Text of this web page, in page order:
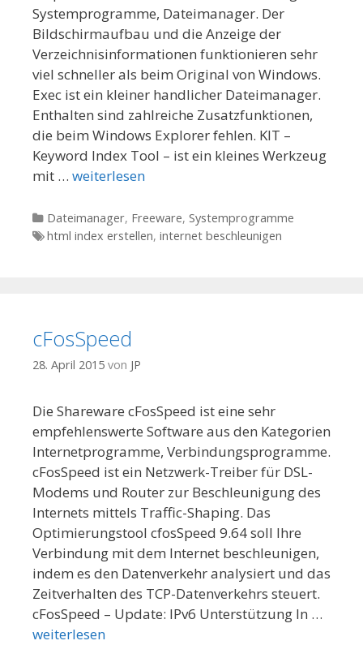
Systemprogramme, Dateimanager. Der
Bildschirmaufbau und die Anzeige der
Verzeichnisinformationen funktionieren sehr
viel schneller als beim Original von Windows.
Exec ist ein kleiner handlicher Dateimanager.
Enthalten sind zahlreiche Zusatzfunktionen,
die beim Windows Explorer fehlen. KIT –
Keyword Index Tool – ist ein kleines Werkzeug
mit … weiterlesen
Kategorien
Dateimanager, Freeware, Systemprogramme
Tags
html index erstellen, internet beschleunigen
cFosSpeed
28. April 2015 von JP
Die Shareware cFosSpeed ist eine sehr
empfehlenswerte Software aus den Kategorien
Internetprogramme, Verbindungsprogramme.
cFosSpeed ist ein Netzwerk-Treiber für DSL-
Modems und Router zur Beschleunigung des
Internets mittels Traffic-Shaping. Das
Optimierungstool cfosSpeed 9.64 soll Ihre
Verbindung mit dem Internet beschleunigen,
indem es den Datenverkehr analysiert und das
Zeitverhalten des TCP-Datenverkehrs steuert.
cFosSpeed – Update: IPv6 Unterstützung In …
weiterlesen